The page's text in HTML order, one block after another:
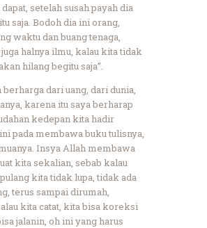
setelah susah payah dia
saja. Bodoh dia ini orang,
waktu dan buang tenaga,
halnya ilmu, kalau kita tidak
hilang begitu saja”.
dari uang, dari dunia,
karena itu saya berharap
kedepan kita hadir
pada membawa buku tulisnya,
Insya Allah membawa
kita sekalian, sebab kalau
kita tidak lupa, tidak ada
terus sampai dirumah,
kita catat, kita bisa koreksi
jalanin, oh ini yang harus